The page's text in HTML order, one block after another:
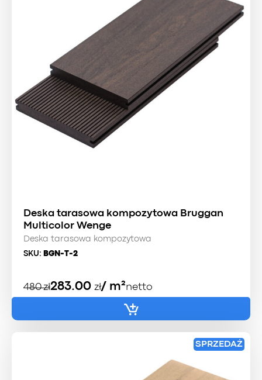
Deska tarasowa kompozytowa Bruggan
Multicolor Wenge
Deska tarasowa kompozytowa
SKU: BGN-T-2
480zł
Pierwotna
cena
283.00 zł
Aktualna
cena
/ m²netto
SPRZEDAŻ